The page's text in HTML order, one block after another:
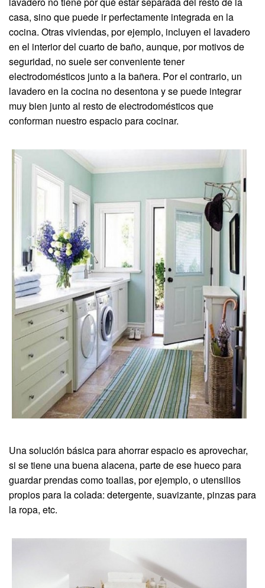
casa, sino que puede ir perfectamente integrada en la
cocina. Otras viviendas, por ejemplo, incluyen el lavadero
en el interior del cuarto de baño, aunque, por motivos de
seguridad, no suele ser conveniente tener
electrodomésticos junto a la bañera. Por el contrario, un
lavadero en la cocina no desentona y se puede integrar
muy bien junto al resto de electrodomésticos que
conforman nuestro espacio para cocinar.
Una solución básica para ahorrar espacio es aprovechar,
si se tiene una buena alacena, parte de ese hueco para
guardar prendas como toallas, por ejemplo, o utensilios
propios para la colada: detergente, suavizante, pinzas para
la ropa, etc.